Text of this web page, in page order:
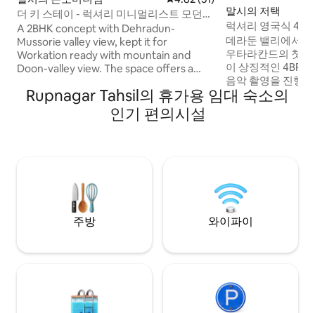
더 키 스테이 - 럭셔리 미니멀리스트 모던
스페이스 2BHK
A 2BHK concept with Dehradun-
Mussorie valley view, kept it for
Workation ready with mountain and
Doon-valley view. The space offers a
The AirBNB people talks about.
Suggested stay! Don’t miss this June
season to explore Mussoorie - Dehradun
perfection. Mussorie Tourism -
Dehradun tourism.
말시의 저택
럭셔리 영국식
데라둔 밸리에서
우타라칸드의 첫
이 상징적인 4BR
음악 촬영을 진행했습니다.
4개, 무수리 전망
걸쳐 펼쳐져 있으
가족 분위기 및 반
및 출장에 적합합
Rupnagar Tahsil의 휴가용 임대 숙소의
인기 편의시설
주방 와이파이